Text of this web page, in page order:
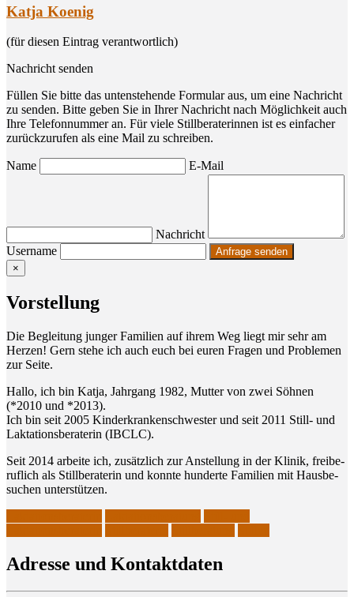
Katja Koenig
(für diesen Eintrag verantwortlich)
Nachricht senden
Füllen Sie bitte das untenstehende Formular aus, um eine Nachricht
zu senden. Bitte geben Sie in Ihrer Nachricht nach Möglichkeit auch
Ihre Telefonnummer an. Für viele Stillberaterinnen ist es einfacher
zurückzurufen als eine Mail zu schreiben.
Name E-Mail
Nachricht
Username
×
Vor­stel­lung
Die Beglei­tung jun­ger Fami­li­en auf ihrem Weg liegt mir sehr am
Her­zen! Gern ste­he ich auch euch bei euren Fra­gen und Pro­ble­men
zur Seite.
Hal­lo, ich bin Kat­ja, Jahr­gang 1982, Mut­ter von zwei Söh­nen
(*2010 und *2013).
Ich bin seit 2005 Kin­der­kran­ken­schwes­ter und seit 2011 Still- und
Lak­ta­ti­ons­be­ra­te­rin (IBCLC).
Seit 2014 arbei­te ich, zusätz­lich zur Anstel­lung in der Kli­nik, frei­be­
ruf­lich als Still­be­ra­te­rin und konn­te hun­der­te Fami­li­en mit Haus­be­
su­chen unterstützen.
Adres­se und Kontaktdaten